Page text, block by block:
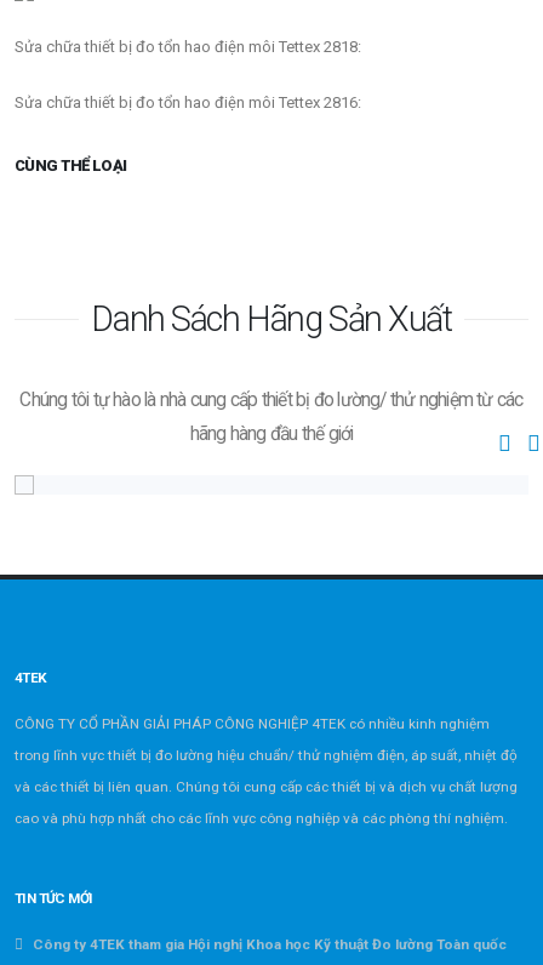
Sửa chữa thiết bị đo tổn hao điện môi Tettex 2818:
Sửa chữa thiết bị đo tổn hao điện môi Tettex 2816:
CÙNG THỂ LOẠI
Danh Sách Hãng Sản Xuất
Chúng tôi tự hào là nhà cung cấp thiết bị đo lường/ thử nghiệm từ các
hãng hàng đầu thế giới
4TEK
CÔNG TY CỔ PHẦN GIẢI PHÁP CÔNG NGHIỆP 4TEK có nhiều kinh nghiệm
trong lĩnh vực thiết bị đo lường hiệu chuẩn/ thử nghiệm điện, áp suất, nhiệt độ
và các thiết bị liên quan. Chúng tôi cung cấp các thiết bị và dịch vụ chất lượng
cao và phù hợp nhất cho các lĩnh vực công nghiệp và các phòng thí nghiệm.
TIN TỨC MỚI
Công ty 4TEK tham gia Hội nghị Khoa học Kỹ thuật Đo lường Toàn quốc